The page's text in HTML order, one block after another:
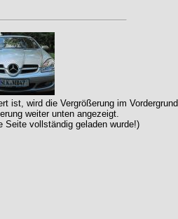
ist, wird die Vergrößerung im Vordergrund
weiter unten angezeigt.
vollständig geladen wurde!)